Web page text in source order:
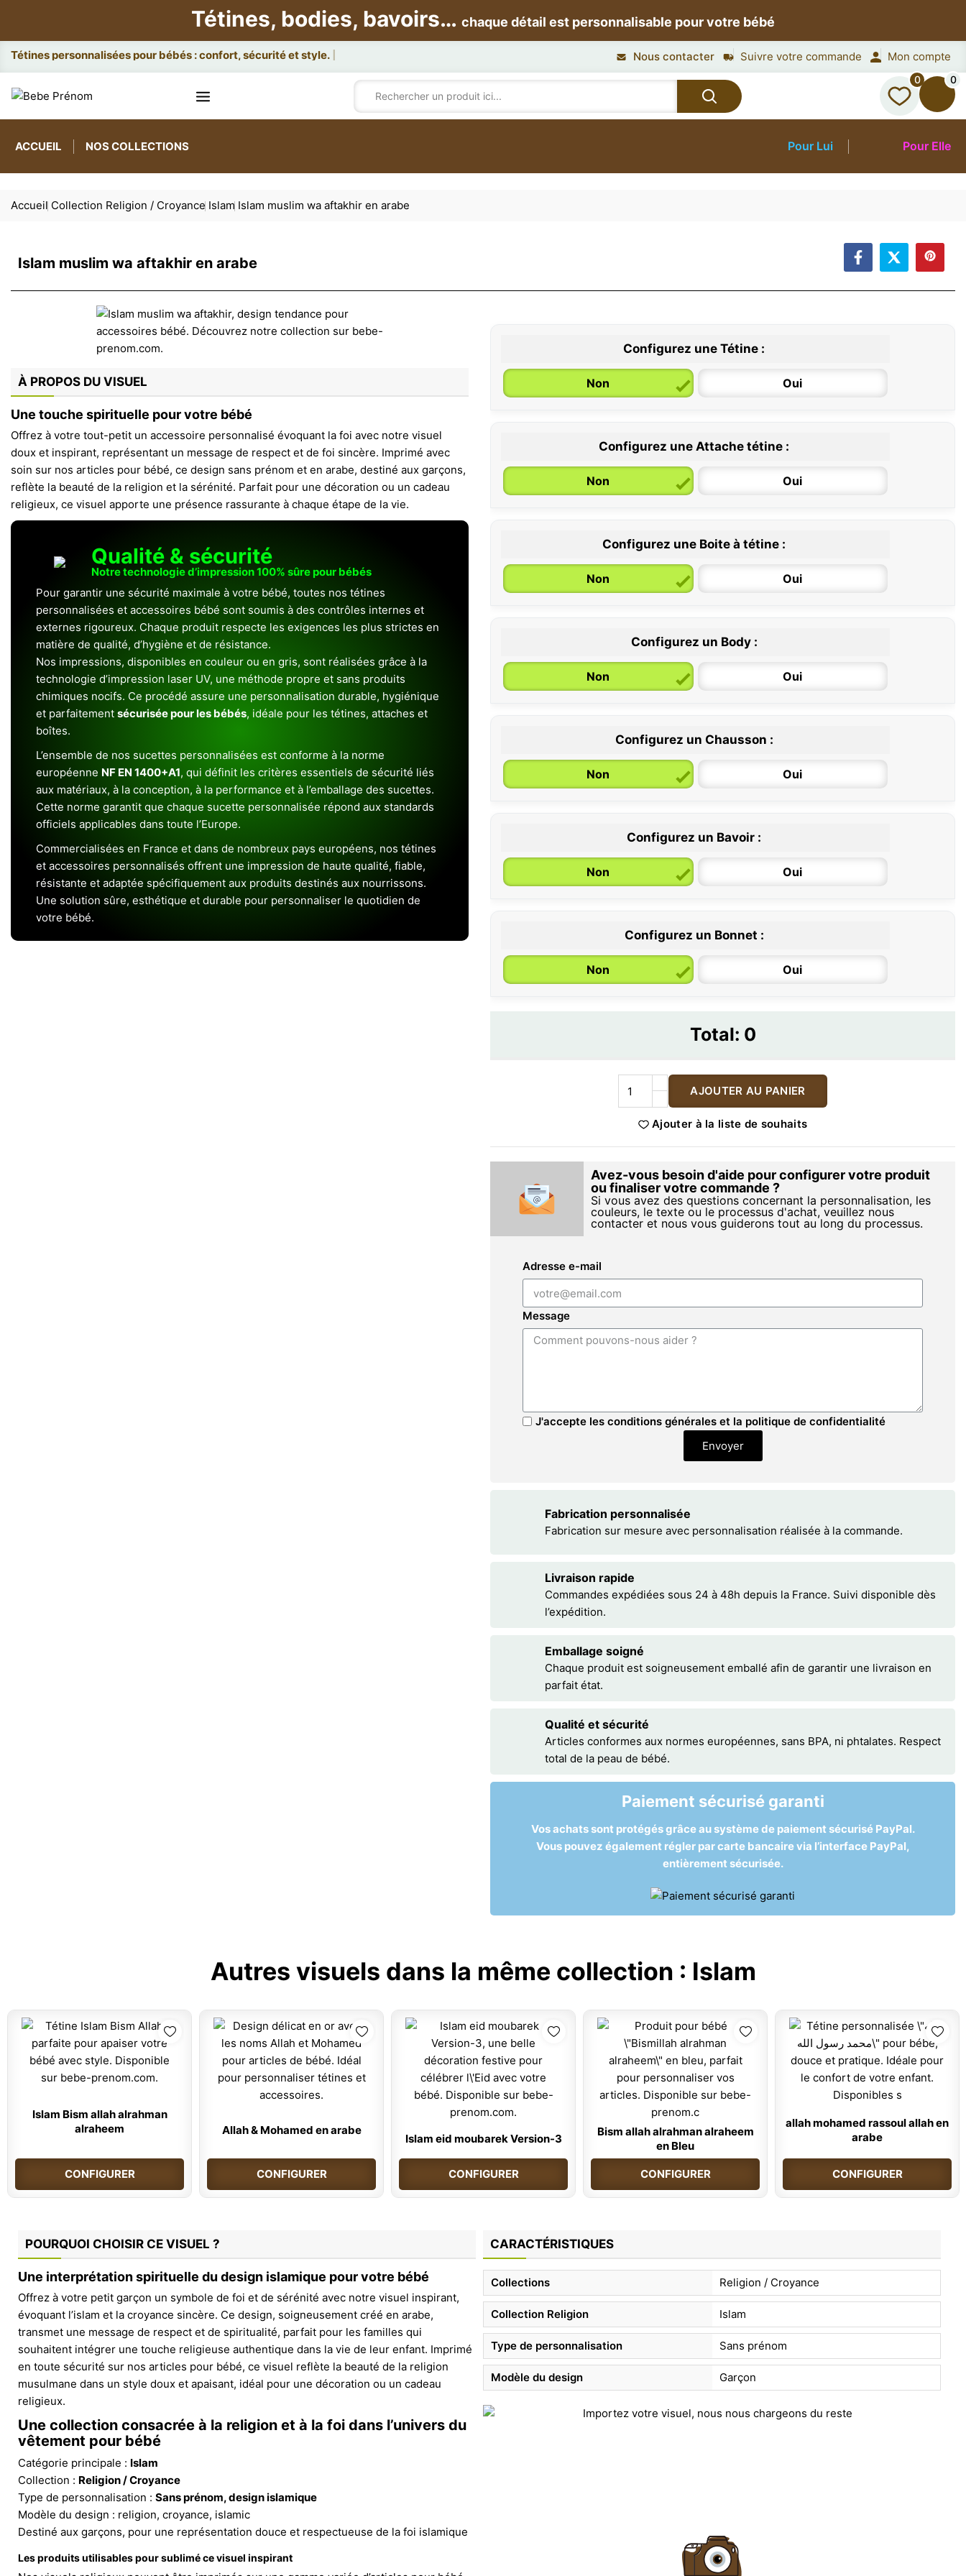
Tétines, bodies, bavoirs… chaque détail est personnalisable pour votre bébé
Attac Nous contacter Suivre votre commande Mon compte
0 0
ACCUEIL NOS COLLECTIONS Pour Lui Pour Elle
Accueil Collection Religion / Croyance Islam Islam muslim wa aftakhir en arabe
Islam muslim wa aftakhir en arabe
À PROPOS DU VISUEL
Une touche spirituelle pour votre bébé
Offrez à votre tout-petit un accessoire personnalisé évoquant la foi avec notre visuel
doux et inspirant, représentant un message de respect et de foi sincère. Imprimé avec
soin sur nos articles pour bébé, ce design sans prénom et en arabe, destiné aux garçons,
reflète la beauté de la religion et la sérénité. Parfait pour une décoration ou un cadeau
religieux, ce visuel apporte une présence rassurante à chaque étape de la vie.
Qualité & sécurité
Notre technologie d’impression 100% sûre pour bébés
Pour garantir une sécurité maximale à votre bébé, toutes nos tétines
personnalisées et accessoires bébé sont soumis à des contrôles internes et
externes rigoureux. Chaque produit respecte les exigences les plus strictes en
matière de qualité, d’hygiène et de résistance.
Nos impressions, disponibles en couleur ou en gris, sont réalisées grâce à la
technologie d’impression laser UV, une méthode propre et sans produits
chimiques nocifs. Ce procédé assure une personnalisation durable, hygiénique
et parfaitement sécurisée pour les bébés, idéale pour les tétines, attaches et
boîtes.
L’ensemble de nos sucettes personnalisées est conforme à la norme
européenne NF EN 1400+A1, qui définit les critères essentiels de sécurité liés
aux matériaux, à la conception, à la performance et à l’emballage des sucettes.
Cette norme garantit que chaque sucette personnalisée répond aux standards
officiels applicables dans toute l’Europe.
Commercialisées en France et dans de nombreux pays européens, nos tétines
et accessoires personnalisés offrent une impression de haute qualité, fiable,
résistante et adaptée spécifiquement aux produits destinés aux nourrissons.
Une solution sûre, esthétique et durable pour personnaliser le quotidien de
votre bébé.
Configurez une Tétine :
Non Oui
0 / 6 mois
Configurez une Attache tétine :
Non Oui
Configurez une Boite à tétine :
Non Oui
Configurez un Body :
Non Oui
6 / 12 mois
Configurez un Chausson :
Non Oui
Configurez un Bavoir :
Non Oui
Configurez un Bonnet :
Non Oui
Total: 0
AJOUTER AU PANIER
Ajouter à la liste de souhaits
Avez-vous besoin d'aide pour configurer votre produit
ou finaliser votre commande ?
Si vous avez des questions concernant la personnalisation, les
couleurs, le texte ou le processus d'achat, veuillez nous
contacter et nous vous guiderons tout au long du processus.
Adresse e-mail
Message
J'accepte les conditions générales et la politique de confidentialité
Envoyer
Fabrication personnalisée
Fabrication sur mesure avec personnalisation réalisée à la commande.
Livraison rapide
Commandes expédiées sous 24 à 48h depuis la France. Suivi disponible dès
l’expédition.
Emballage soigné
Chaque produit est soigneusement emballé afin de garantir une livraison en
parfait état.
Qualité et sécurité
Articles conformes aux normes européennes, sans BPA, ni phtalates. Respect
total de la peau de bébé.
Paiement sécurisé garanti
Vos achats sont protégés grâce au système de paiement sécurisé PayPal.
Vous pouvez également régler par carte bancaire via l’interface PayPal,
entièrement sécurisée.
Autres visuels dans la même collection : Islam
Islam Bism allah alrahman
alraheem
CONFIGURER
Allah & Mohamed en arabe
CONFIGURER
Islam eid moubarek Version-3
CONFIGURER
Bism allah alrahman alraheem
en Bleu
CONFIGURER
allah mohamed rassoul allah en
arabe
CONFIGURER
POURQUOI CHOISIR CE VISUEL ?
Une interprétation spirituelle du design islamique pour votre bébé
Offrez à votre petit garçon un symbole de foi et de sérénité avec notre visuel inspirant,
évoquant l’islam et la croyance sincère. Ce design, soigneusement créé en arabe,
transmet une message de respect et de spiritualité, parfait pour les familles qui
souhaitent intégrer une touche religieuse authentique dans la vie de leur enfant. Imprimé
en toute sécurité sur nos articles pour bébé, ce visuel reflète la beauté de la religion
musulmane dans un style doux et apaisant, idéal pour une décoration ou un cadeau
religieux.
Une collection consacrée à la religion et à la foi dans l’univers du
vêtement pour bébé
Catégorie principale : Islam
Collection : Religion / Croyance
Type de personnalisation : Sans prénom, design islamique
Modèle du design : religion, croyance, islamic
Destiné aux garçons, pour une représentation douce et respectueuse de la foi islamique
Les produits utilisables pour sublimé ce visuel inspirant
CARACTÉRISTIQUES
Collections Religion / Croyance
Collection Religion Islam
Type de personnalisation Sans prénom
Modèle du design Garçon